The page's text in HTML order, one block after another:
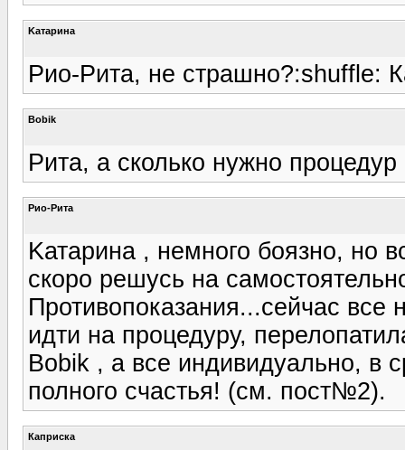
Kатарина
Рио-Рита, не страшно?:shuffle:
Bobik
Рита, а сколько нужно процедур
Рио-Рита
Kатарина , немного боязно, но
скоро решусь на
Противопоказания...сейчас
идти на процедуру,
Bobik , а все индивидуально, в
полного счастья! (см. пост№2).
Каприска